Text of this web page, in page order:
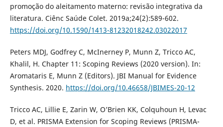
promoção do aleitamento materno: revisão integrativa da
literatura. Ciênc Saúde Colet. 2019a;24(2):589-602.
https://doi.org/10.1590/1413-81232018242.03022017
Peters MDJ, Godfrey C, McInerney P, Munn Z, Tricco AC,
Khalil, H. Chapter 11: Scoping Reviews (2020 version). In:
Aromataris E, Munn Z (Editors). JBI Manual for Evidence
Synthesis. 2020. https://doi.org/10.46658/JBIMES-20-12
Tricco AC, Lillie E, Zarin W, O’Brien KK, Colquhoun H, Levac
D, et al. PRISMA Extension for Scoping Reviews (PRISMA-